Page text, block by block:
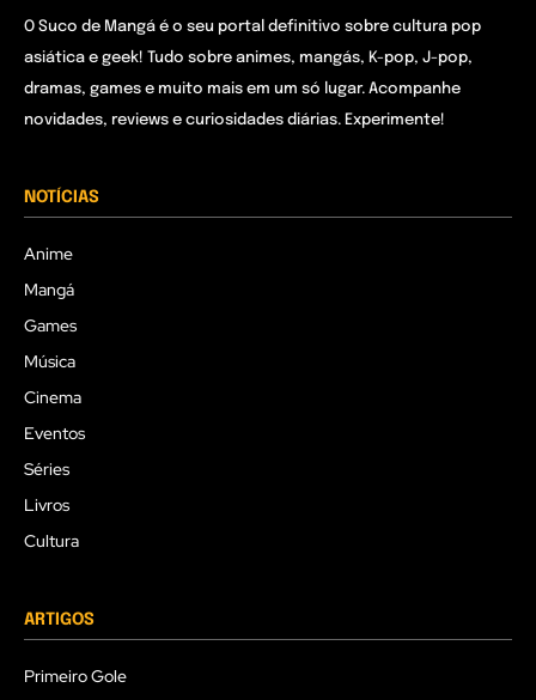
O Suco de Mangá é o seu portal definitivo sobre cultura pop
asiática e geek! Tudo sobre animes, mangás, K-pop, J-pop,
dramas, games e muito mais em um só lugar. Acompanhe
novidades, reviews e curiosidades diárias. Experimente!
NOTÍCIAS
Anime
Mangá
Games
Música
Cinema
Eventos
Séries
Livros
Cultura
ARTIGOS
Primeiro Gole